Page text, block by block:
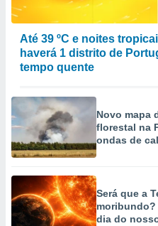
Até 39 ºC e noites
haverá 1 distrito de
tempo quente
Novo mapa
florestal na
ondas de
Será que a
moribundo?
dia do